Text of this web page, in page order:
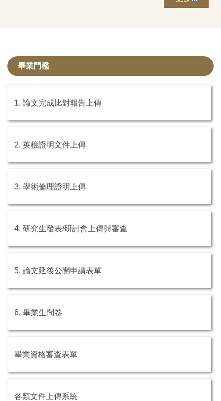
畢業門檻
1. 論文完成比對報告上傳
2. 英檢證明文件上傳
3. 學術倫理證明上傳
4. 研究生發表/研討會上傳與審查
5. 論文延後公開申請表單
6. 畢業生問卷
畢業資格審查表單
各類文件上傳系統